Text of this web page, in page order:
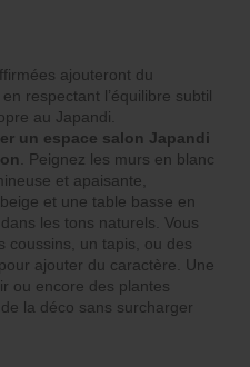
ajouteront du
respectant l’équilibre subtil
au Japandi.
un espace salon Japandi
. Peignez les murs en blanc
et apaisante,
et une table basse en
les tons naturels. Vous
coussins, un tapis, ou des
ajouter du caractère. Une
ou encore des plantes
la déco sans surcharger